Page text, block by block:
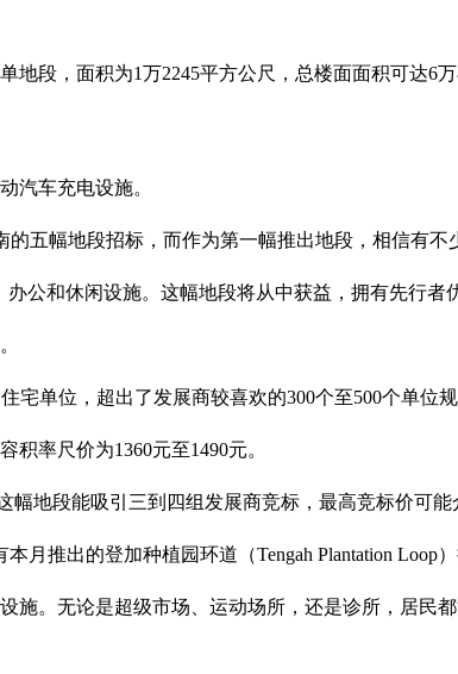
段，面积为1万2245平方公尺，总楼面面积可达6
汽车充电设施。
五幅地段招标，而作为第一幅推出地段，相信有不
公和休闲设施。这幅地段将从中获益，拥有先行者
单位，超出了发展商较喜欢的300个至500个单位
率尺价为1360元至1490元。
地段能吸引三到四组发展商竞标，最高竞标价可
推出的登加种植园环道（Tengah Plantation Loop
。无论是超级市场、运动场所，还是诊所，居民都